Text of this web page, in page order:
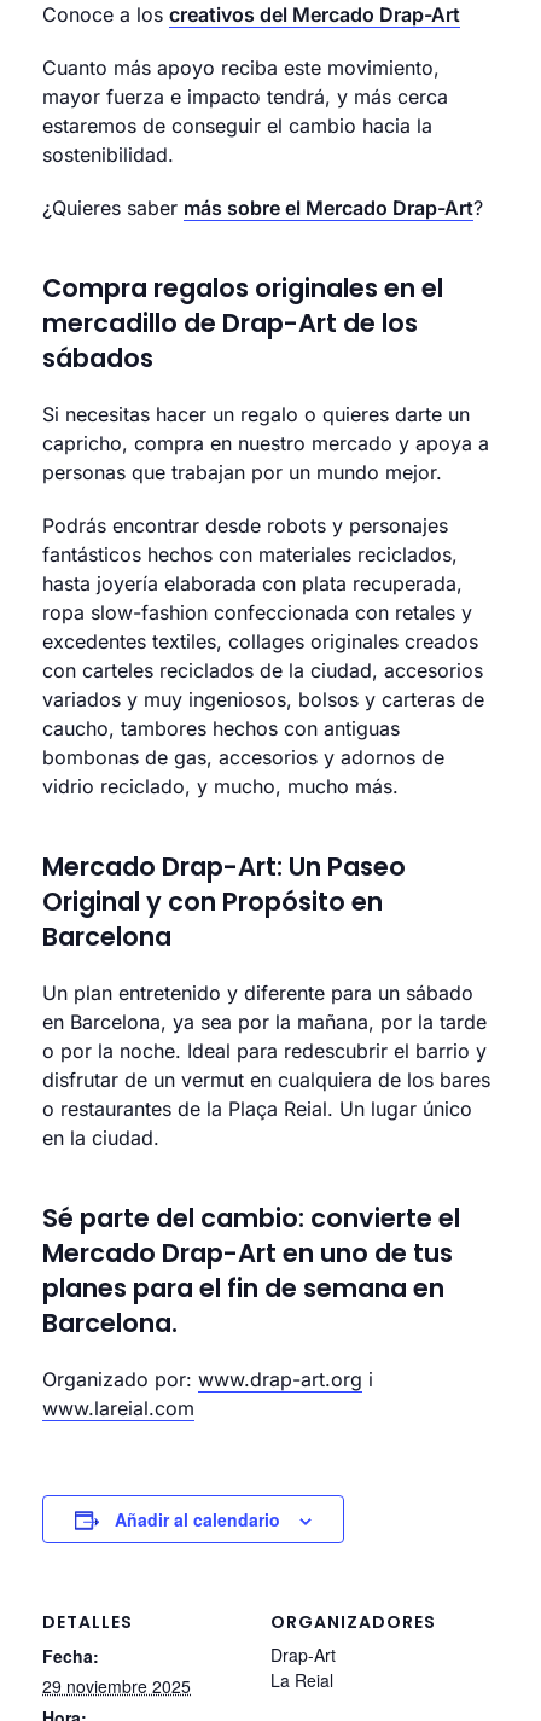
Conoce a los creativos del Mercado Drap-Art
Cuanto más apoyo reciba este movimiento,
mayor fuerza e impacto tendrá, y más cerca
estaremos de conseguir el cambio hacia la
sostenibilidad.
¿Quieres saber más sobre el Mercado Drap-Art?
Compra regalos originales en el
mercadillo de Drap-Art de los
sábados
Si necesitas hacer un regalo o quieres darte un
capricho, compra en nuestro mercado y apoya a
personas que trabajan por un mundo mejor.
Podrás encontrar desde robots y personajes
fantásticos hechos con materiales reciclados,
hasta joyería elaborada con plata recuperada,
ropa slow-fashion confeccionada con retales y
excedentes textiles, collages originales creados
con carteles reciclados de la ciudad, accesorios
variados y muy ingeniosos, bolsos y carteras de
caucho, tambores hechos con antiguas
bombonas de gas, accesorios y adornos de
vidrio reciclado, y mucho, mucho más.
Mercado Drap-Art: Un Paseo
Original y con Propósito en
Barcelona
Un plan entretenido y diferente para un sábado
en Barcelona, ya sea por la mañana, por la tarde
o por la noche. Ideal para redescubrir el barrio y
disfrutar de un vermut en cualquiera de los bares
o restaurantes de la Plaça Reial. Un lugar único
en la ciudad.
Sé parte del cambio: convierte el
Mercado Drap-Art en uno de tus
planes para el fin de semana en
Barcelona.
Organizado por: www.drap-art.org i
www.lareial.com
Añadir al calendario
DETALLES
Fecha:
29 noviembre 2025
ORGANIZADORES
Drap-Art
La Reial